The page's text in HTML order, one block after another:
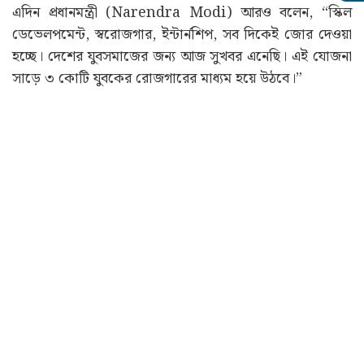
এদিন প্রধানমন্ত্রী (Narendra Modi) আরও বলেন, “স্কিল
ডেভেলপমেন্ট, স্বরোজগার, ইন্টার্নশিপ, সব দিকেই জোর দেওয়া
হচ্ছে। দেশের যুবসমাজের জন্য আজ সুখবর এনেছি। এই যোজনা
সাড়ে ৩ কোটি যুবকের রোজগারের মাধ্যম হয়ে উঠবে।”